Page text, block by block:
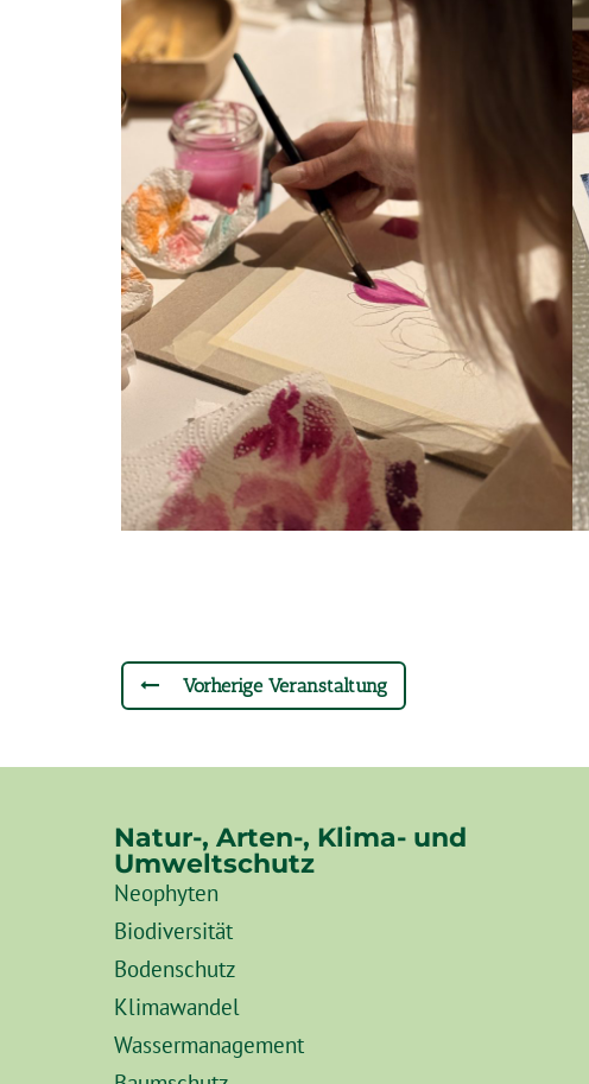
Vorherige Veranstaltung
Natur-, Arten-, Klima- und
Umweltschutz
Neophyten
Biodiversität
Bodenschutz
Klimawandel
Wassermanagement